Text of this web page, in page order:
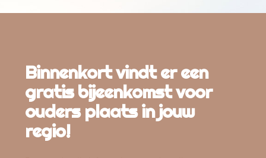
Binnenkort vindt er een
gratis bijeenkomst voor
ouders plaats in jouw
regio!